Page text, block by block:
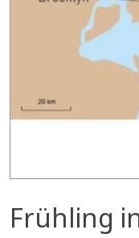
Frühling